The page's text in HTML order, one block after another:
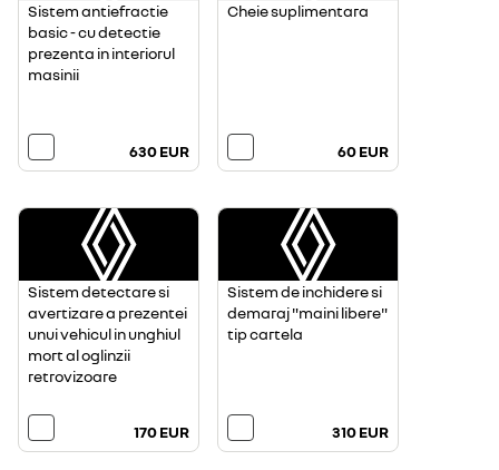
Sistem antiefractie
basic - cu detectie
prezenta in interiorul
masinii
630 EUR
Cheie suplimentara
60 EUR
Sistem detectare si
avertizare a prezentei
unui vehicul in unghiul
mort al oglinzii
retrovizoare
170 EUR
Sistem de inchidere si
demaraj "maini libere"
tip cartela
310 EUR